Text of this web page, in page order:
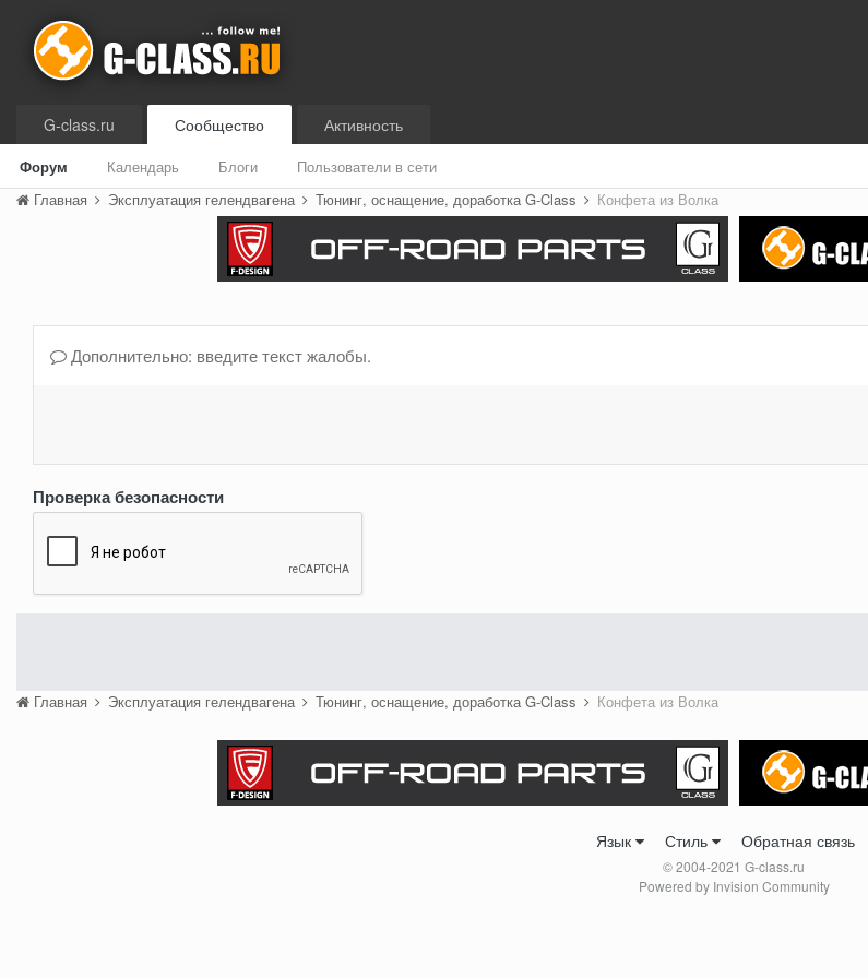
G-class.ru Сообщество
Форум Календарь Блоги Пользователи в сети
Активность
Главная Эксплуатация гелендвагена Тюнинг, оснащение, доработка G-Class Конфета из Волка
Дополнительно: введите текст жалобы.
Проверка безопасности
Главная Эксплуатация гелендвагена Тюнинг, оснащение, доработка G-Class Конфета из Волка
Язык Стиль Обратная связь
© 2004-2021 G-class.ru
Powered by Invision Community